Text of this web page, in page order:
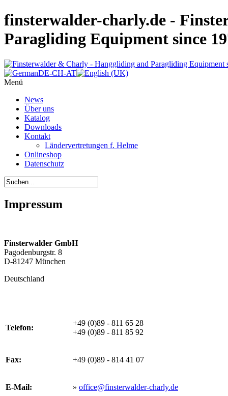
finsterwalder-charly.de -
Paragliding Equipment since
Menü
News
Über uns
Katalog
Downloads
Kontakt
Ländervertretungen f. Helme
Onlineshop
Datenschutz
Impressum
Finsterwalder GmbH
Pagodenburgstr. 8
D-81247 München
Deutschland
Telefon:
+49 (0)89 - 811 65 28
+49 (0)89 - 811 85 92
Fax: +49 (0)89 - 814 41 07
E-Mail: » office@finsterwalder-charly.de